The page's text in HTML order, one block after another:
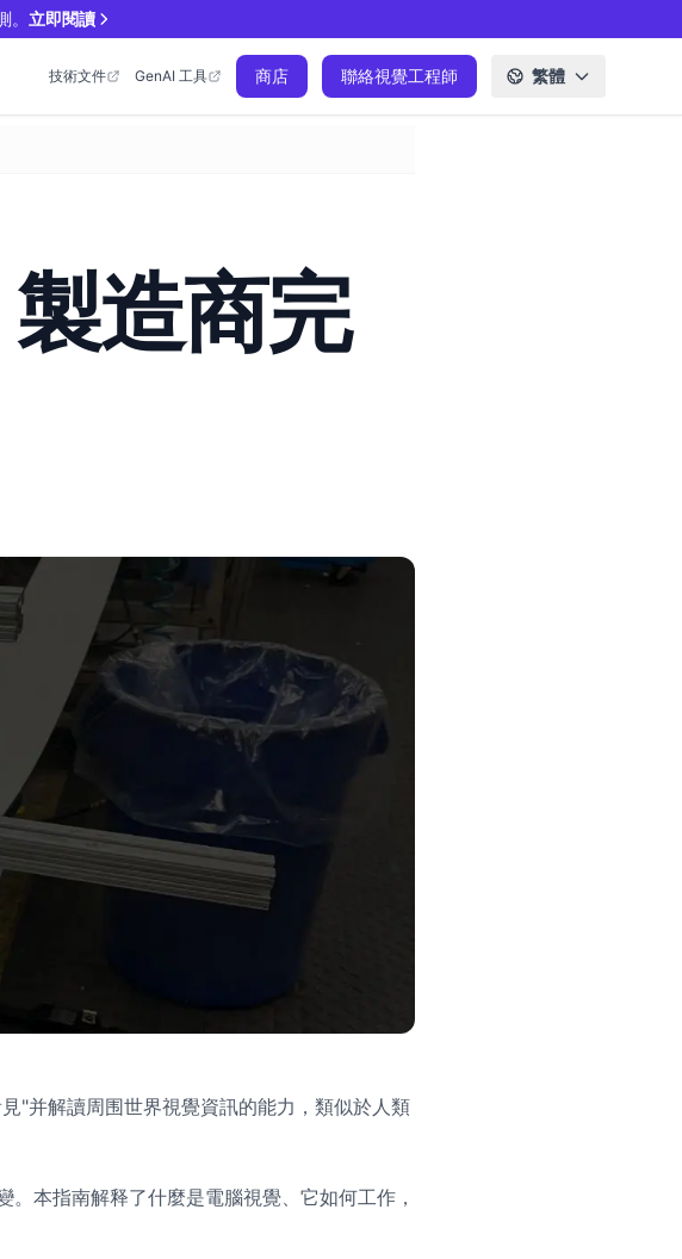
。立即閱讀
技術文件 GenAI 工具 商店 聯絡視覺工程師 繁體
造商完
"并解讀周围世界視覺資訊的能力，類似於人類
本指南解释了什麼是電腦視覺、它如何工作，